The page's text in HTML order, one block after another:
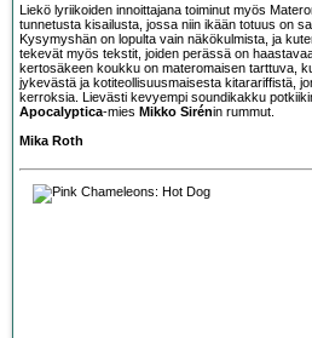
Liekö lyriikoiden innoittajana toiminut myös
tunnetusta kisailusta, jossa niin ikään totuus on
Kysymyshän on lopulta vain näkökulmista, ja
tekevät myös tekstit, joiden perässä on
kertosäkeen koukku on materomaisen tarttuva,
jykevästä ja kotiteollisuusmaisesta kitarariffistä,
kerroksia. Lievästi kevyempi soundikakku
Apocalyptica-mies Mikko Sirénin rummut.
Mika Roth